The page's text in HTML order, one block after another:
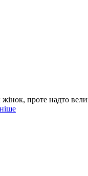
проте надто